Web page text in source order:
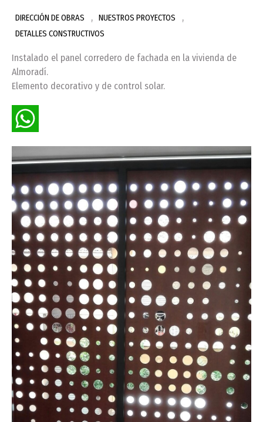
DIRECCIÓN DE OBRAS , NUESTROS PROYECTOS ,
DETALLES CONSTRUCTIVOS
Instalado el panel corredero de fachada en la vivienda de
Almoradí.
Elemento decorativo y de control solar.